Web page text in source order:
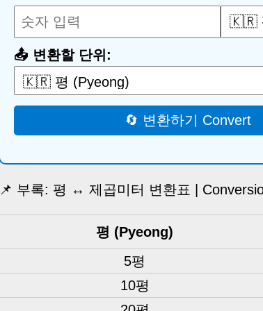
📤 변환할 단위:
🔄 변환하기 Convert
📌 부록: 평 ↔ 제곱미터 변환표 |
평 (Pyeong)
5평
10평